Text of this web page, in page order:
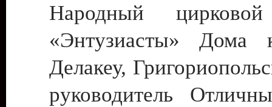
Народный цирковой
«Энтузиасты» Дома
Делакеу,
руководитель